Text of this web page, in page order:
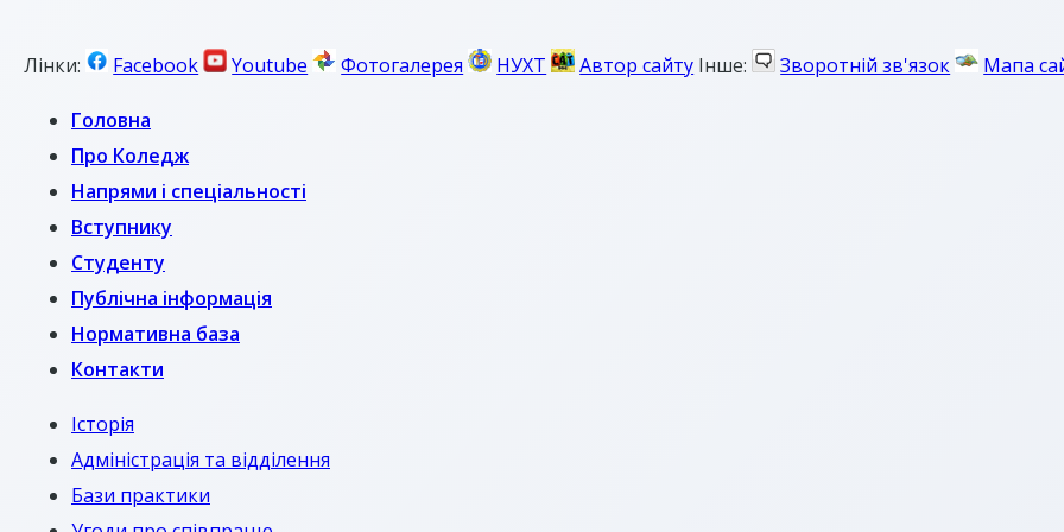
Лінки: Facebook Youtube Фотогалерея НУХТ Автор сайту Інше: Зворотній зв'язок Мапа
Головна
Про Коледж
Напрями і спеціальності
Вступнику
Студенту
Публічна інформація
Нормативна база
Контакти
Історія
Адміністрація та відділення
Бази практики